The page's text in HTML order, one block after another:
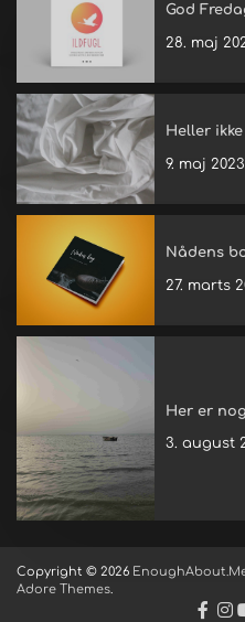
God
28. maj
Heller
9. maj 2023
Nådens
27. marts
Her er
3. august
Copyright © 2026
Adore Themes.